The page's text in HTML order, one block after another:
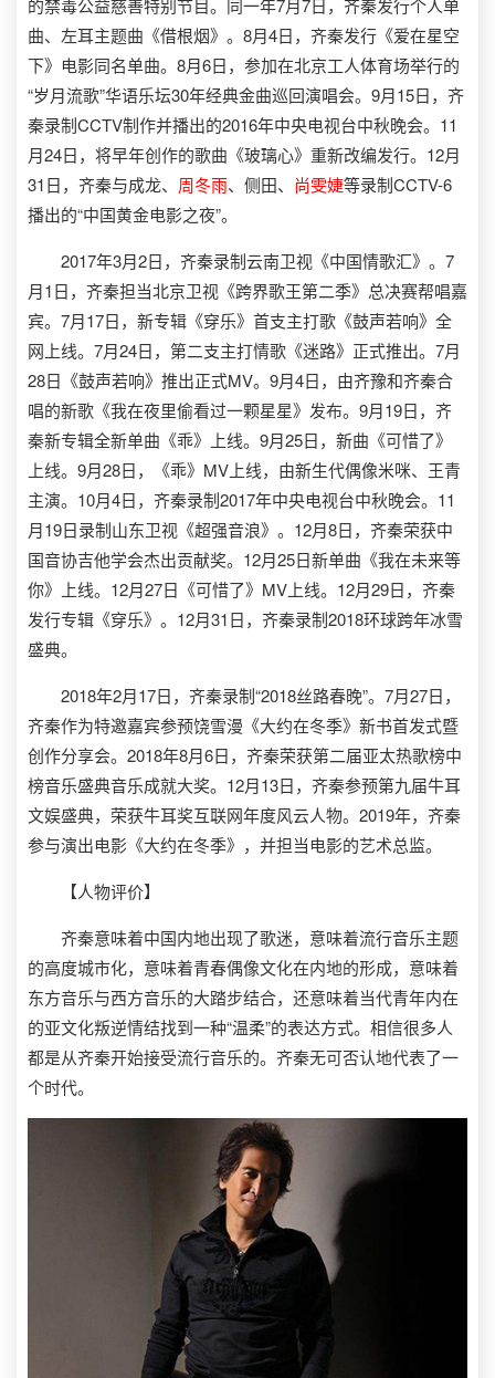
的禁毒公益慈善特别节目。同一年7月7日，齐秦发行个人单
曲、左耳主题曲《借根烟》。8月4日，齐秦发行《爱在星空
下》电影同名单曲。8月6日，参加在北京工人体育场举行的
“岁月流歌”华语乐坛30年经典金曲巡回演唱会。9月15日，齐
秦录制CCTV制作并播出的2016年中央电视台中秋晚会。11
月24日，将早年创作的歌曲《玻璃心》重新改编发行。12月
31日，齐秦与成龙、 周冬雨、侧田、 尚雯婕等录制CCTV-6
播出的“中国黄金电影之夜”。
2017年3月2日，齐秦录制云南卫视《中国情歌汇》。7
月1日，齐秦担当北京卫视《跨界歌王第二季》总决赛帮唱嘉
宾。7月17日，新专辑《穿乐》首支主打歌《鼓声若响》全
网上线。7月24日，第二支主打情歌《迷路》正式推出。7月
28日《鼓声若响》推出正式MV。9月4日，由齐豫和齐秦合
唱的新歌《我在夜里偷看过一颗星星》发布。9月19日，齐
秦新专辑全新单曲《乖》上线。9月25日，新曲《可惜了》
上线。9月28日，《乖》MV上线，由新生代偶像米咪、王青
主演。10月4日，齐秦录制2017年中央电视台中秋晚会。11
月19日录制山东卫视《超强音浪》。12月8日，齐秦荣获中
国音协吉他学会杰出贡献奖。12月25日新单曲《我在未来等
你》上线。12月27日《可惜了》MV上线。12月29日，齐秦
发行专辑《穿乐》。12月31日，齐秦录制2018环球跨年冰雪
盛典。
2018年2月17日，齐秦录制“2018丝路春晚”。7月27日，
齐秦作为特邀嘉宾参预饶雪漫《大约在冬季》新书首发式暨
创作分享会。2018年8月6日，齐秦荣获第二届亚太热歌榜中
榜音乐盛典音乐成就大奖。12月13日，齐秦参预第九届牛耳
文娱盛典，荣获牛耳奖互联网年度风云人物。2019年，齐秦
参与演出电影《大约在冬季》，并担当电影的艺术总监。
【人物评价】
齐秦意味着中国内地出现了歌迷，意味着流行音乐主题
的高度城市化，意味着青春偶像文化在内地的形成，意味着
东方音乐与西方音乐的大踏步结合，还意味着当代青年内在
的亚文化叛逆情结找到一种“温柔”的表达方式。相信很多人
都是从齐秦开始接受流行音乐的。齐秦无可否认地代表了一
个时代。